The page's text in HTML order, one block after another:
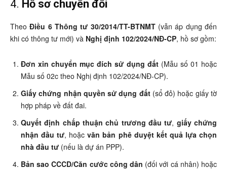
4. Hồ sơ chuyển đổi
TheoĐiều 6 Thông tư 30/2014/TT-BTNMT(vẫn áp dụng đến
khi có thông tư mới) và Nghị định 102/2024/NĐ-CP, hồ sơ gồm:
Đơn xin chuyển mục đích sử dụng đất(Mẫu số 01 hoặc
Mẫu số 02c theo Nghị định 102/2024/NĐ-CP).
Giấy chứng nhận quyền sử dụng đất(sổ đỏ) hoặc giấy tờ
hợp pháp về đất đai.
Quyết định chấp thuận chủ trương đầu tư, giấy chứng
nhận đầu tư, hoặcvăn bản phê duyệt kết quả lựa chọn
nhà đầu tư (nếu là dự án PPP).
Bản sao CCCD/Căn cước công dân (đối với cá nhân) hoặc